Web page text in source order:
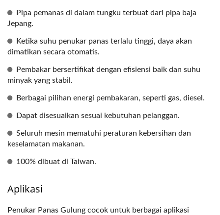
Pipa pemanas di dalam tungku terbuat dari pipa baja
Jepang.
Ketika suhu penukar panas terlalu tinggi, daya akan
dimatikan secara otomatis.
Pembakar bersertifikat dengan efisiensi baik dan suhu
minyak yang stabil.
Berbagai pilihan energi pembakaran, seperti gas, diesel.
Dapat disesuaikan sesuai kebutuhan pelanggan.
Seluruh mesin mematuhi peraturan kebersihan dan
keselamatan makanan.
100% dibuat di Taiwan.
Aplikasi
Penukar Panas Gulung cocok untuk berbagai aplikasi